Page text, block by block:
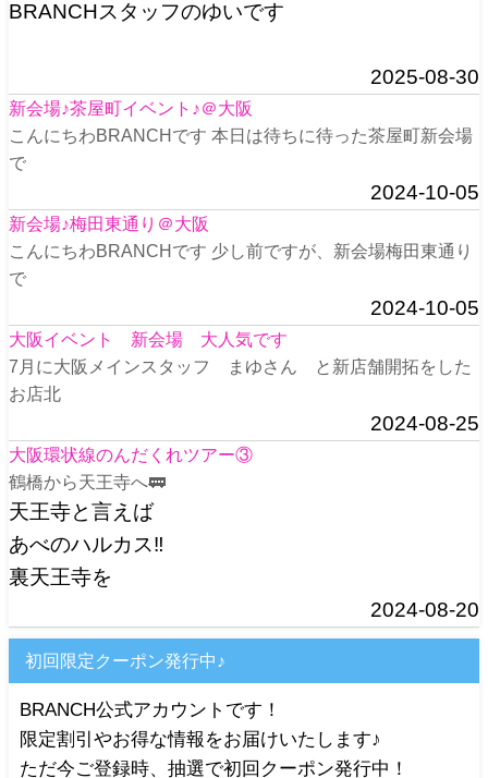
BRANCHスタッフのゆいです
2025-08-30
新会場♪茶屋町イベント♪＠大阪
こんにちわBRANCHです 本日は待ちに待った茶屋町新会場
で
2024-10-05
新会場♪梅田東通り＠大阪
こんにちわBRANCHです 少し前ですが、新会場梅田東通り
で
2024-10-05
大阪イベント 新会場 大人気です
7月に大阪メインスタッフ まゆさん と新店舗開拓をした
お店北
2024-08-25
大阪環状線のんだくれツアー③
鶴橋から天王寺へ🚃
天王寺と言えば
あべのハルカス‼️
裏天王寺を
2024-08-20
初回限定クーポン発行中♪
BRANCH公式アカウントです！
限定割引やお得な情報をお届けいたします♪
ただ今ご登録時、抽選で初回クーポン発行中！